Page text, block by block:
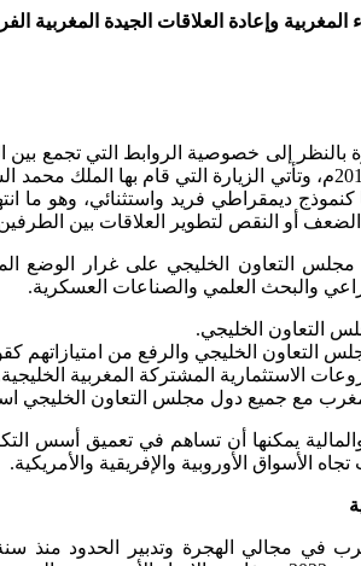
المغربية وإعادة العلاقات الجيدة
بالنظر إلى خصوصية الروابط التي تجمع
مبكرة. كما أنها شهدت قفزة نوعية منذ سنة 2011م،
أو النقص لتطوير العلاقات بين
الخليجي على غرار الوضع
والبحث العلمي والصناعات العسكرية.
التعاون الخليجي.
التعاون الخليجي والرفع من امتيازاتهم
الاستثمارية المشتركة المغربية
مع جميع دول مجلس التعاون الخليجي اسوة
والمالية يمكنها أن تساهم في تعميق أسس
الأسواق الأوروبية والإفريقية والأمريكية.